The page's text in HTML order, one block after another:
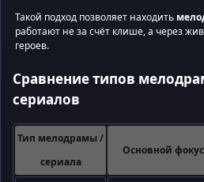
Такой подход позволяет находить
работают не за счёт клише, а через
героев.
Сравнение типов
сериалов
Тип мелодрамы /
сериала
Основной фокус